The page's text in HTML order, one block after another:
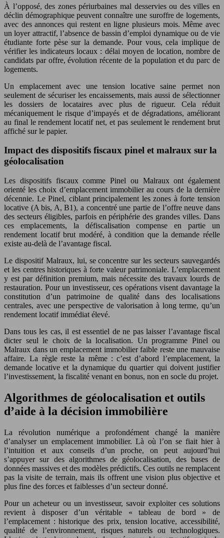
À l’opposé, des zones périurbaines mal desservies ou des villes en
déclin démographique peuvent connaître une suroffre de logements,
avec des annonces qui restent en ligne plusieurs mois. Même avec
un loyer attractif, l’absence de bassin d’emploi dynamique ou de vie
étudiante forte pèse sur la demande. Pour vous, cela implique de
vérifier les indicateurs locaux : délai moyen de location, nombre de
candidats par offre, évolution récente de la population et du parc de
logements.
Un emplacement avec une tension locative saine permet non
seulement de sécuriser les encaissements, mais aussi de sélectionner
les dossiers de locataires avec plus de rigueur. Cela réduit
mécaniquement le risque d’impayés et de dégradations, améliorant
au final le rendement locatif net, et pas seulement le rendement brut
affiché sur le papier.
Impact des dispositifs fiscaux pinel et malraux sur la
géolocalisation
Les dispositifs fiscaux comme Pinel ou Malraux ont également
orienté les choix d’emplacement immobilier au cours de la dernière
décennie. Le Pinel, ciblant principalement les zones à forte tension
locative (A bis, A, B1), a concentré une partie de l’offre neuve dans
des secteurs éligibles, parfois en périphérie des grandes villes. Dans
ces emplacements, la défiscalisation compense en partie un
rendement locatif brut modéré, à condition que la demande réelle
existe au-delà de l’avantage fiscal.
Le dispositif Malraux, lui, se concentre sur les secteurs sauvegardés
et les centres historiques à forte valeur patrimoniale. L’emplacement
y est par définition premium, mais nécessite des travaux lourds de
restauration. Pour un investisseur, ces opérations visent davantage la
constitution d’un patrimoine de qualité dans des localisations
centrales, avec une perspective de valorisation à long terme, qu’un
rendement locatif immédiat élevé.
Dans tous les cas, il est essentiel de ne pas laisser l’avantage fiscal
dicter seul le choix de la localisation. Un programme Pinel ou
Malraux dans un emplacement immobilier faible reste une mauvaise
affaire. La règle reste la même : c’est d’abord l’emplacement, la
demande locative et la dynamique du quartier qui doivent justifier
l’investissement, la fiscalité venant en bonus, non en socle du projet.
Algorithmes de géolocalisation et outils
d’aide à la décision immobilière
La révolution numérique a profondément changé la manière
d’analyser un emplacement immobilier. Là où l’on se fiait hier à
l’intuition et aux conseils d’un proche, on peut aujourd’hui
s’appuyer sur des algorithmes de géolocalisation, des bases de
données massives et des modèles prédictifs. Ces outils ne remplacent
pas la visite de terrain, mais ils offrent une vision plus objective et
plus fine des forces et faiblesses d’un secteur donné.
Pour un acheteur ou un investisseur, savoir exploiter ces solutions
revient à disposer d’un véritable « tableau de bord » de
l’emplacement : historique des prix, tension locative, accessibilité,
qualité de l’environnement, risques naturels ou technologiques.